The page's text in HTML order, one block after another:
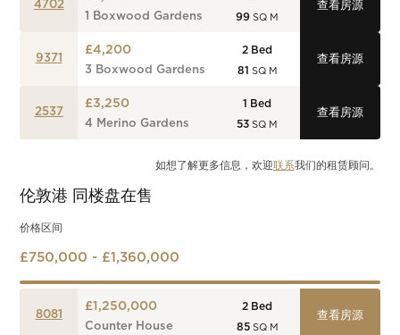
4702
1 Boxwood Gardens
99 SQ M
查看房源
9371
£4,200
3 Boxwood Gardens
2 Bed
81 SQ M
查看房源
2537
£3,250
4 Merino Gardens
1
Bed
53 SQ M
查看房源
如想了解更多信息，欢迎联系我们的租赁顾问。
伦敦港 同楼盘在售
价格区间
£750,000 - £1,360,000
8081
£1,250,000
Counter House
2 Bed
85 SQ M
查看房源